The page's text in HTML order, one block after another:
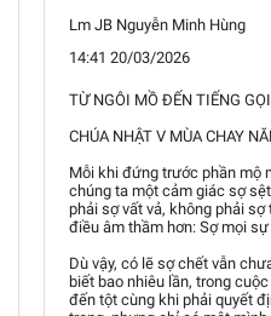
Lm JB Nguyễn Minh Hùng
14:41 20/03/2026
TỪ NGÔI MỒ ĐẾN TIẾNG
CHÚA NHẬT V MÙA CHAY
Mỗi khi đứng trước phần mộ
chúng ta một cảm giác sợ
phải sợ vất vả, không phải
điều âm thầm hơn: Sợ mọi
Dù vậy, có lẽ sợ chết vẫn
biết bao nhiêu lần, trong
đến tột cùng khi phải quyết